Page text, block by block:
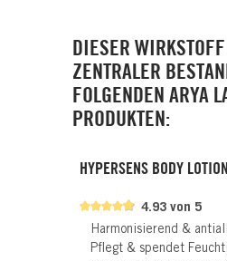
DIESER
ZENTRALER
FOLGENDEN ARYA
PRODUKTEN:
4.93 von 5
HYPERSENS BODY LOTION
Harmonisierend &
Pflegt & spendet